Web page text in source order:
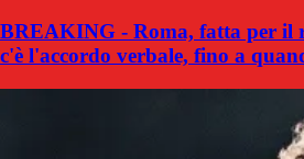
BREAKING - Roma, fatta per il
c'è l'accordo verbale, fino a